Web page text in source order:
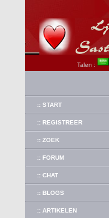
Talen :
:: START
:: REGISTREER
:: ZOEK
:: FORUM
:: CHAT
:: BLOGS
:: ARTIKELEN